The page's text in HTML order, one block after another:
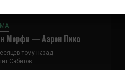
Мерфи — Аарон Пико
тому назад
Сабитов